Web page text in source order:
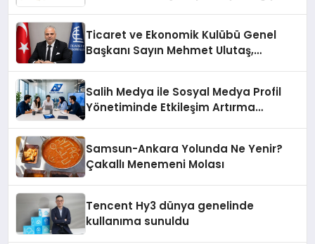
Ticaret ve Ekonomik Kulübü Genel
Başkanı Sayın Mehmet Ulutaş,
Salih Medya ile Sosyal Medya Profil
Yönetiminde Etkileşim Artırma
Samsun-Ankara Yolunda Ne Yenir?
Çakallı Menemeni Molası
Tencent Hy3 dünya genelinde
kullanıma sunuldu